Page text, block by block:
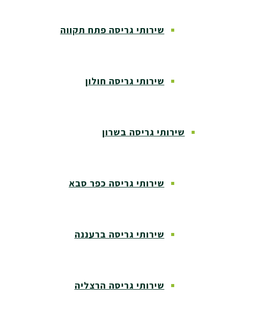
שירותי גריסה פתח תקווה
שירותי גריסה חולון
שירותי גריסה בשרון
שירותי גריסה כפר סבא
שירותי גריסה ברעננה
שירותי גריסה הרצליה